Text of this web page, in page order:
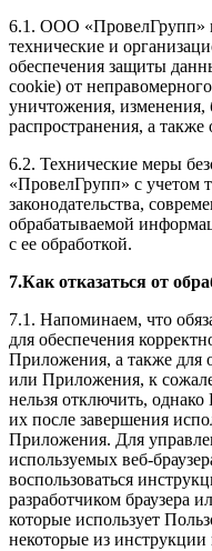
6.1. ООО «ПровелГрупп»
технические и
обеспечения защиты
cookie) от
уничтожения, изменения,
распространения, а
6.2. Технические меры
«ПровелГрупп» с учетом
законодательства,
обрабатываемой
с ее обработкой.
7.Как отказаться от
7.1. Напоминаем, что
для обеспечения
Приложения, а также для
или Приложения, к
нельзя отключить,
их после завершения
Приложения. Для
используемых веб-
воспользоваться
разработчиком браузера
которые использует
некоторые из инструкции